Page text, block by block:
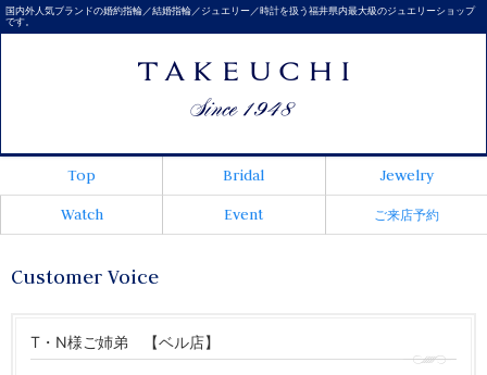
国内外人気ブランドの婚約指輪／結婚指輪／ジュエリー／時計を扱う福井県内最大級のジュエリーショップ
です。
Top Bridal
Jewelry
Watch
Event ご来店予約
Customer Voice
T・N様ご姉弟 【ベル店】